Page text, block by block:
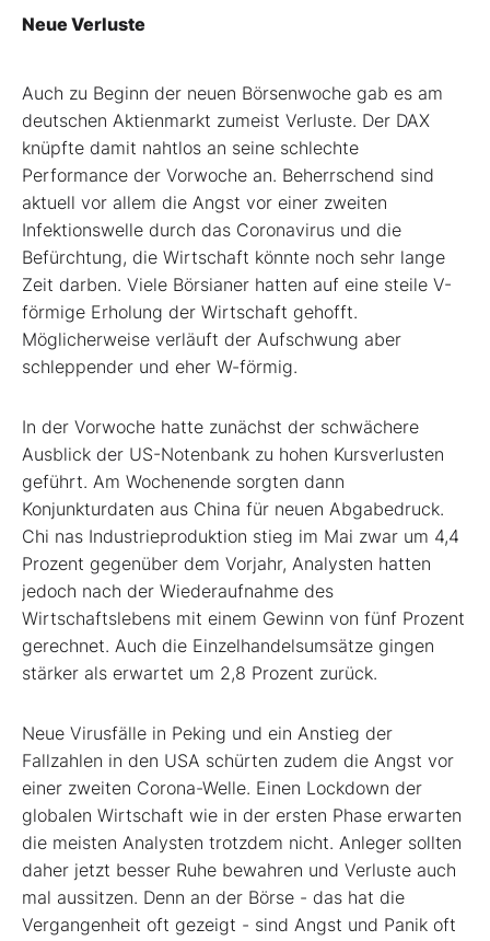
Neue Verluste
Auch zu Beginn der neuen Börsenwoche gab es am
deutschen Aktienmarkt zumeist Verluste. Der DAX
knüpfte damit nahtlos an seine schlechte
Performance der Vorwoche an. Beherrschend sind
aktuell vor allem die Angst vor einer zweiten
Infektionswelle durch das Coronavirus und die
Befürchtung, die Wirtschaft könnte noch sehr lange
Zeit darben. Viele Börsianer hatten auf eine steile V-
förmige Erholung der Wirtschaft gehofft.
Möglicherweise verläuft der Aufschwung aber
schleppender und eher W-förmig.
In der Vorwoche hatte zunächst der schwächere
Ausblick der US-Notenbank zu hohen Kursverlusten
geführt. Am Wochenende sorgten dann
Konjunkturdaten aus China für neuen Abgabedruck.
Chi nas Industrieproduktion stieg im Mai zwar um 4,4
Prozent gegenüber dem Vorjahr, Analysten hatten
jedoch nach der Wiederaufnahme des
Wirtschaftslebens mit einem Gewinn von fünf Prozent
gerechnet. Auch die Einzelhandelsumsätze gingen
stärker als erwartet um 2,8 Prozent zurück.
Neue Virusfälle in Peking und ein Anstieg der
Fallzahlen in den USA schürten zudem die Angst vor
einer zweiten Corona-Welle. Einen Lockdown der
globalen Wirtschaft wie in der ersten Phase erwarten
die meisten Analysten trotzdem nicht. Anleger sollten
daher jetzt besser Ruhe bewahren und Verluste auch
mal aussitzen. Denn an der Börse - das hat die
Vergangenheit oft gezeigt - sind Angst und Panik oft